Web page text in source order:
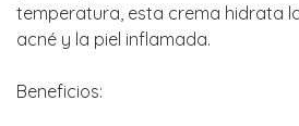
temperatura, esta crema hidrata
acné y la piel inflamada.
Beneficios: